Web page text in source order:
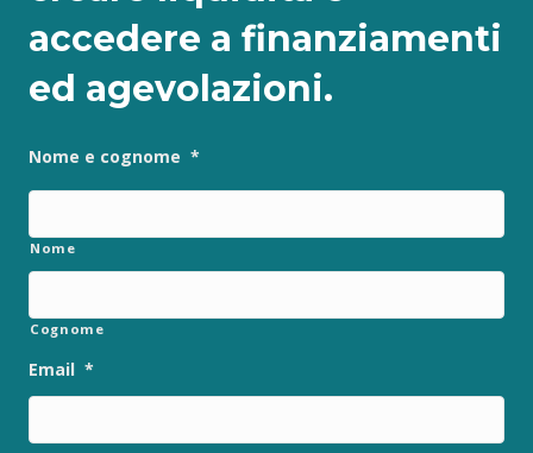
accedere a finanziamenti
ed agevolazioni.
Nome e cognome *
Nome
Cognome
Email *